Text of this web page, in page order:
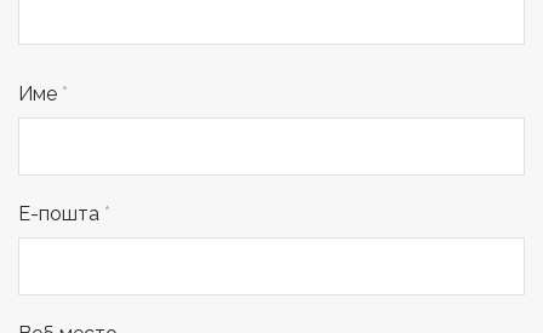
Име *
Е-пошта *